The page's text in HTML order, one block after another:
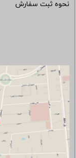
نحوه ثبت سفارش